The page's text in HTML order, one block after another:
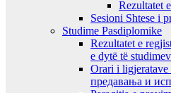
Rezultatet
Sesioni Shtese i
Studime Pasdiplomike
Rezultatet e
e dytë të
Orari i ligjeratave
предавањa и